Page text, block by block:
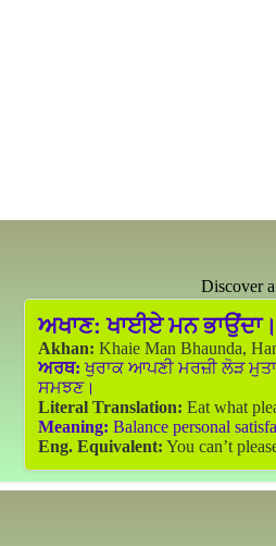
Discover
ਅਖਾਣ: ਖਾਈਏ ਮਨ
Akhan: Khaie Man Bhaunda,
ਅਰਥ: ਖੁਰਾਕ ਆਪਣੀ ਮਰਜ਼ੀ ਲੋੜ
ਸਮਝਣ।
Literal Translation: Eat what
Meaning: Balance personal
Eng. Equivalent: You can’t